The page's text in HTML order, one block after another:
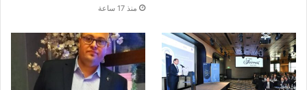
منذ 17 ساعة